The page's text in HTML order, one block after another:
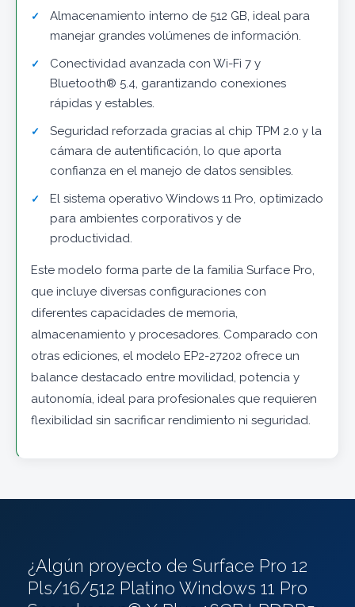
Almacenamiento interno de 512 GB, ideal para
manejar grandes volúmenes de información.
Conectividad avanzada con Wi-Fi 7 y
Bluetooth® 5.4, garantizando conexiones
rápidas y estables.
Seguridad reforzada gracias al chip TPM 2.0 y la
cámara de autentificación, lo que aporta
confianza en el manejo de datos sensibles.
El sistema operativo Windows 11 Pro, optimizado
para ambientes corporativos y de
productividad.
Este modelo forma parte de la familia Surface Pro,
que incluye diversas configuraciones con
diferentes capacidades de memoria,
almacenamiento y procesadores. Comparado con
otras ediciones, el modelo EP2-27202 ofrece un
balance destacado entre movilidad, potencia y
autonomía, ideal para profesionales que requieren
flexibilidad sin sacrificar rendimiento ni seguridad.
¿Algún proyecto de Surface Pro 12
Pls/16/512 Platino Windows 11 Pro